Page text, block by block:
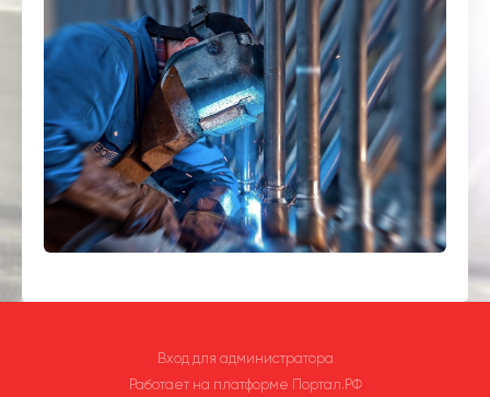
Вход для администратора
Работает на платформе Портал.РФ